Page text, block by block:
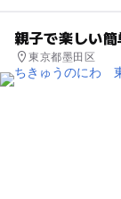
親子で楽しい
東京都墨田区